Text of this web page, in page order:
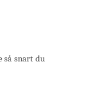
så snart du